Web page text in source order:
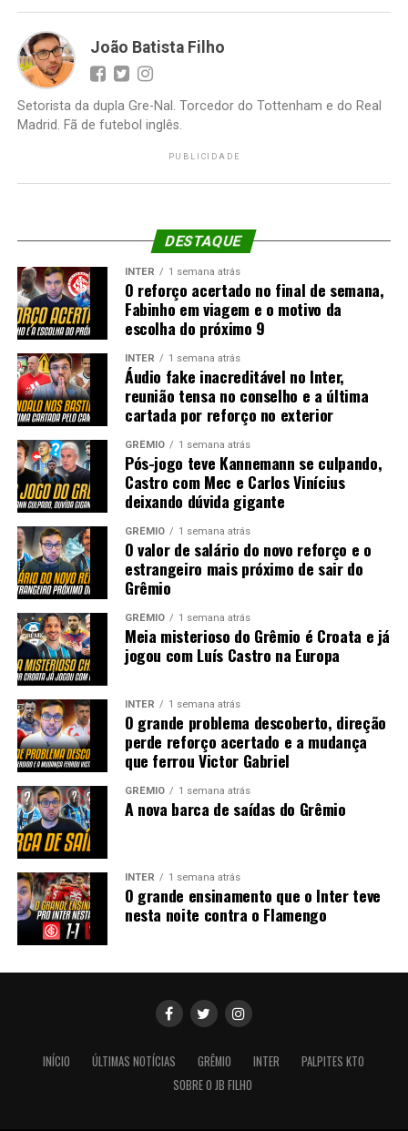
João Batista Filho
Setorista da dupla Gre-Nal. Torcedor do Tottenham e do Real
Madrid. Fã de futebol inglês.
PUBLICIDADE
DESTAQUE
INTER 1 semana atrás
O reforço acertado no final de semana,
Fabinho em viagem e o motivo da
escolha do próximo 9
INTER 1 semana atrás
Áudio fake inacreditável no Inter,
reunião tensa no conselho e a última
cartada por reforço no exterior
GRÊMIO 1 semana atrás
Pós-jogo teve Kannemann se culpando,
Castro com Mec e Carlos Vinícius
deixando dúvida gigante
GRÊMIO 1 semana atrás
O valor de salário do novo reforço e o
estrangeiro mais próximo de sair do
Grêmio
GRÊMIO 1 semana atrás
Meia misterioso do Grêmio é Croata e já
jogou com Luís Castro na Europa
INTER 1 semana atrás
O grande problema descoberto, direção
perde reforço acertado e a mudança
que ferrou Victor Gabriel
GRÊMIO 1 semana atrás
A nova barca de saídas do Grêmio
INTER 1 semana atrás
O grande ensinamento que o Inter teve
nesta noite contra o Flamengo
INÍCIO ÚLTIMAS NOTÍCIAS GRÊMIO INTER
PALPITES KTO
SOBRE O JB FILHO